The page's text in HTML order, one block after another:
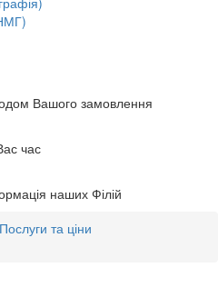
Вашого замовлення
час
наших Філій
Послуги та ціни